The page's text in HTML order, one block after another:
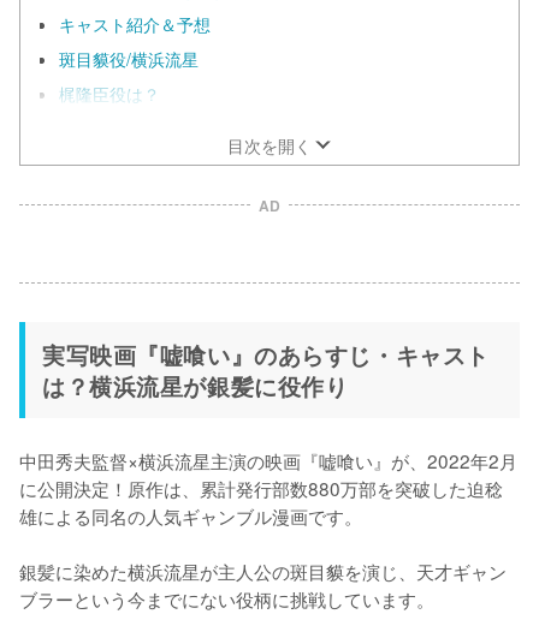
キャスト紹介＆予想
斑目貘役/横浜流星
梶隆臣役は？
目次を開く
AD
実写映画『嘘喰い』のあらすじ・キャスト
は？横浜流星が銀髪に役作り
中田秀夫監督×横浜流星主演の映画『嘘喰い』が、2022年2月
に公開決定！原作は、累計発行部数880万部を突破した迫稔
雄による同名の人気ギャンブル漫画です。
銀髪に染めた横浜流星が主人公の斑目貘を演じ、天才ギャン
ブラーという今までにない役柄に挑戦しています。